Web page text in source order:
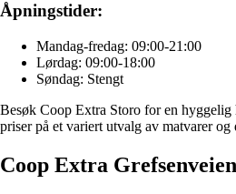
Åpningstider:
Mandag-fredag: 09:00-21:00
Lørdag: 09:00-18:00
Søndag: Stengt
Besøk Coop Extra Storo for en hyggelig
priser på et variert utvalg av matvarer og
Coop Extra Grefsenveien